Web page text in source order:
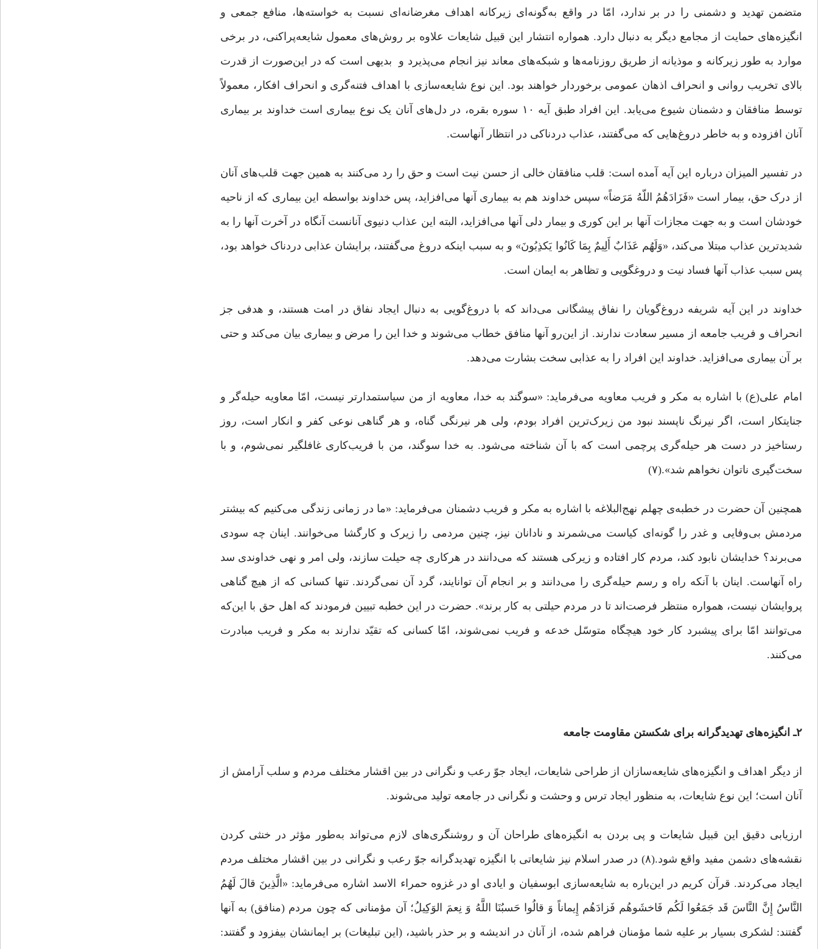
متضمن تهدید و دشمنی را در بر ندارد، امّا در واقع به‌گونه‌ای زیرکانه اهداف مغرضانه‌ای نسبت به خواسته‌ها، منافع جمعی و
انگیزه‌های حمایت از مجامع دیگر به دنبال دارد. همواره انتشار این قبیل شایعات علاوه بر روش‌های معمول شایعه‌پراکنی، در برخی
موارد به طور زیرکانه و موذیانه از طریق روزنامه‌ها و شبکه‌های معاند نیز انجام می‌پذیرد و بدیهی است که در این‌صورت از قدرت
بالای تخریب روانی و انحراف اذهان عمومی برخوردار خواهند بود. این نوع شایعه‌سازی با اهداف فتنه‌گری و انحراف افکار، معمولاً
توسط منافقان و دشمنان شیوع می‌یابد. این افراد طبق آیه ۱۰ سوره بقره، در دل‌های آنان یک نوع بیماری است خداوند بر بیماری
آنان افزوده و به خاطر دروغ‌هایی که می‌گفتند، عذاب دردناکی در انتظار آنهاست.
در تفسیر المیزان درباره این آیه آمده است: قلب منافقان خالی از حسن نیت است و حق را رد می‌کنند به همین جهت قلب‌های آنان
از درک حق، بیمار است «فَزَادَهُمُ اللّهُ مَرَضاً» سپس خداوند هم به بیماری آنها می‌افزاید، پس خداوند بواسطه این بیماری که از ناحیه
خودشان است و به جهت مجازات آنها بر این کوری و بیمار دلی آنها می‌افزاید، البته این عذاب دنیوی آنانست آنگاه در آخرت آنها را به
شدیدترین عذاب مبتلا می‌کند، «وَلَهُم عَذَابٌ أَلِیمٌ بِمَا کَانُوا یَکذِبُونَ» و به سبب اینکه دروغ می‌گفتند، برایشان عذابی دردناک خواهد بود،
پس سبب عذاب آنها فساد نیت و دروغگویی و تظاهر به ایمان است.
خداوند در این آیه شریفه دروغ‌گویان را نفاق پیشگانی می‌داند که با دروغ‌گویی به دنبال ایجاد نفاق در امت هستند، و هدفی جز
انحراف و فریب جامعه از مسیر سعادت ندارند. از این‌رو آنها منافق خطاب می‌شوند و خدا این را مرض و بیماری بیان می‌کند و حتی
بر‌ آن بیماری می‌افزاید. خداوند این افراد را به عذابی سخت بشارت می‌دهد.
امام علی(ع) با اشاره به مکر و فریب معاویه می‌فرماید: «سوگند به خدا، معاویه از من سیاستمدارتر نیست، امّا معاویه حیله‌گر و
جنایتکار است، اگر نیرنگ ناپسند نبود من زیرک‌ترین افراد بودم، ولى هر نیرنگى گناه، و هر گناهى نوعى کفر و انکار است، روز
رستاخیز در دست هر حیله‌گرى پرچمى است که با آن شناخته می‌شود. به خدا سوگند، من با فریب‌کارى غافلگیر نمى‌شوم، و با
سخت‌گیرى ناتوان نخواهم شد».(۷)
همچنین آن حضرت در خطبه‌ی چهلم نهج‌البلاغه با اشاره به مکر و فریب دشمنان می‌فرماید: «ما در زمانى زندگى می‌کنیم که بیشتر
مردمش بی‌وفایى و غدر را گونه‌اى کیاست می‌شمرند و نادانان نیز، چنین مردمى را زیرک و کارگشا می‌خوانند. اینان چه سودى
می‌برند؟ خدایشان نابود کند، مردم کار افتاده و زیرکی هستند که می‌دانند در هرکاری چه حیلت سازند، ولی امر و نهی خداوندی سد
راه آنهاست. اینان با آنکه راه و رسم حیله‌گری را می‌دانند و بر انجام آن توانایند، گرد آن نمی‌گردند. تنها کسانی که از هیچ گناهی
پروایشان نیست، همواره منتظر فرصت‌اند تا در مردم حیلتی به کار برند». حضرت در این خطبه تبیین فرمودند که اهل حق با این‌که
می‌توانند امّا برای پیشبرد کار خود هیچگاه متوسّل خدعه و فریب نمی‌شوند، امّا کسانی که تقیّد ندارند به مکر و فریب مبادرت
می‌کنند.
۲ـ انگیزه‌های تهدیدگرانه برای شکستن مقاومت جامعه
از دیگر اهداف و انگیزه‌های شایعه‌سازان از طراحی شایعات، ایجاد جوّ رعب و نگرانی در بین اقشار مختلف مردم و سلب آرامش از
آنان است؛ این نوع شایعات، به منظور ایجاد ترس و وحشت و نگرانی در جامعه تولید می‌شوند.
ارزیابی دقیق این قبیل شایعات و پی بردن به انگیزه‌های طراحان آن و روشنگری‌های لازم می‌تواند به‌طور مؤثر در خنثی کردن
نقشه‌های دشمن مفید واقع شود.(۸) در صدر اسلام نیز شایعاتی با انگیزه تهدیدگرانه جوّ رعب و نگرانی در بین اقشار مختلف مردم
ایجاد می‌کردند. قرآن کریم در این‌باره به شایعه‌سازی ابوسفیان و ایادی او در غزوه حمراء الاسد اشاره می‌فرماید: «الَّذِینَ قالَ لَهُمُ
النَّاسُ إِنَّ النَّاسَ قَد جَمَعُوا لَکُم فَاخشَوهُم فَزادَهُم إِیماناً وَ قالُوا حَسبُنَا اللَّهُ وَ نِعمَ الوَکِیلُ‌؛ آن مؤمنانی که چون مردم (منافق) به آنها
گفتند: لشکری بسیار بر علیه شما مؤمنان فراهم شده، از آنان در اندیشه و بر حذر باشید، (این تبلیغات) بر ایمانشان بیفزود و گفتند: